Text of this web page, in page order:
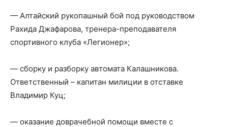
— Алтайский рукопашный бой под руководством
Рахида Джафарова, тренера-преподавателя
спортивного клуба «Легионер»;
— сборку и разборку автомата Калашникова.
Ответственный – капитан милиции в отставке
Владимир Куц;
— оказание доврачебной помощи вместе с